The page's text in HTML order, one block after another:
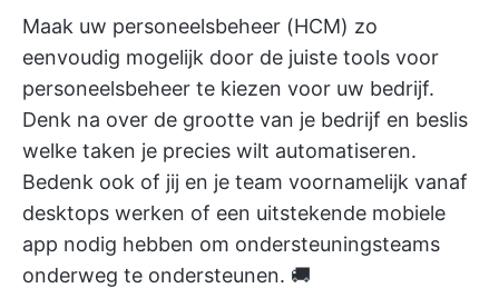
Maak uw personeelsbeheer (HCM) zo
eenvoudig mogelijk door de juiste tools voor
personeelsbeheer te kiezen voor uw bedrijf.
Denk na over de grootte van je bedrijf en beslis
welke taken je precies wilt automatiseren.
Bedenk ook of jij en je team voornamelijk vanaf
desktops werken of een uitstekende mobiele
app nodig hebben om ondersteuningsteams
onderweg te ondersteunen. 🚚